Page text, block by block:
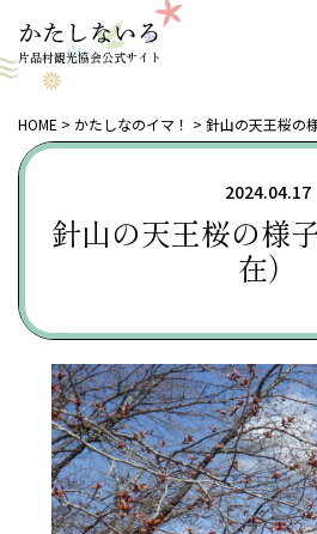
片品村観光協会公式サイト
HOME かたしなのイマ！ 針山の天王桜の
2024.04.17
針山の天王桜の様
在）